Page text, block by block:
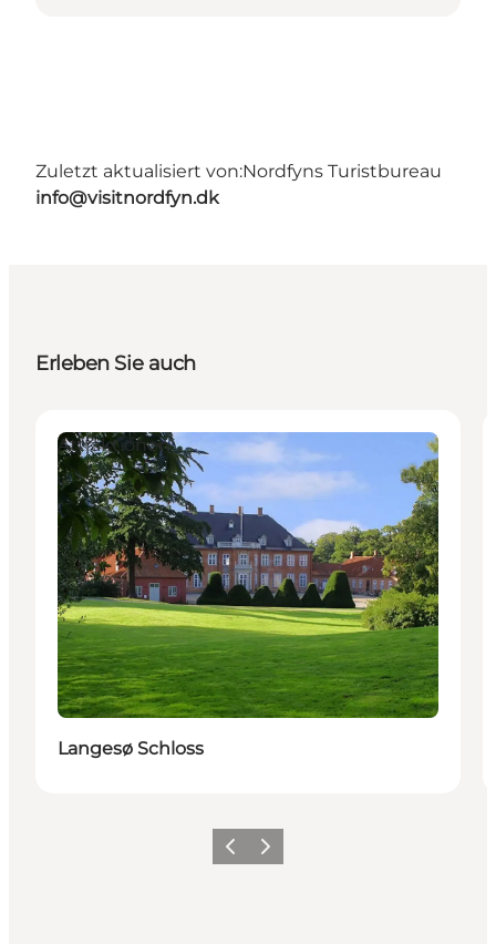
Zuletzt aktualisiert von:Nordfyns Turistbureau
info@visitnordfyn.dk
Erleben Sie auch
Attraktionen
Langesø Schloss
Vorherige Folie
Nächste Folie